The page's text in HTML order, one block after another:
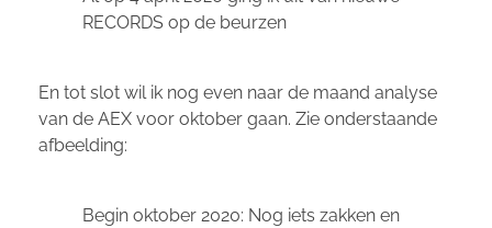
RECORDS op de beurzen
En tot slot wil ik nog even naar de maand analyse
van de AEX voor oktober gaan. Zie onderstaande
afbeelding:
Begin oktober 2020: Nog iets zakken en